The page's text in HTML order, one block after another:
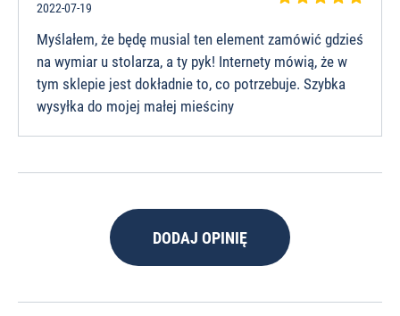
2022-07-19
Myślałem, że będę musial ten element zamówić gdzieś
na wymiar u stolarza, a ty pyk! Internety mówią, że w
tym sklepie jest dokładnie to, co potrzebuje. Szybka
wysyłka do mojej małej mieściny
DODAJ OPINIĘ